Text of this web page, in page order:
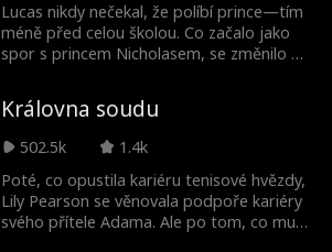
Lucas nikdy nečekal, že políbí prince—tím
méně před celou školou. Co začalo jako
spor s princem Nicholasem, se změnilo v
složitějšího. Každý pohled, každý dotyk
rukou je přitahuje blíž... ale Nicholas je
rozpolcený mezi svou královskou
povinností a rostoucími city k chlapci,
kterého kdysi nazýval nepřítelem. Ani
jeden se neodváží říct pravdu—dokud to
nelze skrýt.
Královna soudu
502.5k
1.4k
Poté, co opustila kariéru tenisové hvězdy,
Lily Pearson se věnovala podpoře kariéry
svého přítele Adama. Ale po tom, co mu